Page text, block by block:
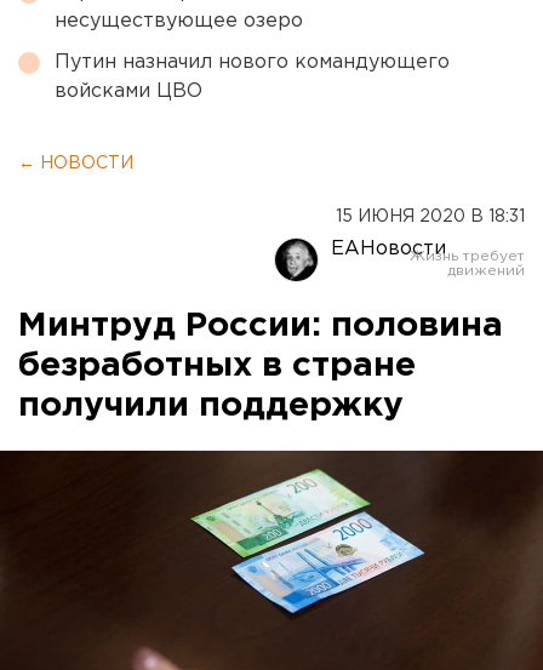
несуществующее озеро
Путин назначил нового командующего
войсками ЦВО
← НОВОСТИ
15 ИЮНЯ 2020 В 18:31
ЕАНовости
Минтруд России: половина
безработных в стране
получили поддержку